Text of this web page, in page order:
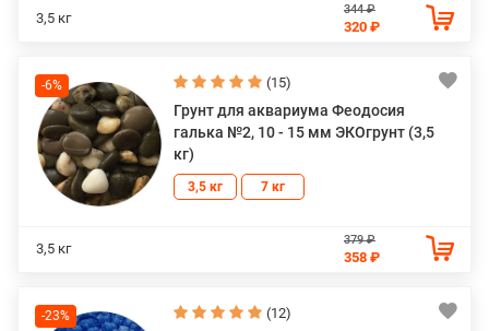
3,5 кг
344 ₽
320 ₽
-6% (15)
Грунт для аквариума Феодосия
галька №2, 10 - 15 мм ЭКОгрунт (3,5
кг)
3,5 кг 7 кг
3,5 кг
379 ₽
358 ₽
-23% (12)